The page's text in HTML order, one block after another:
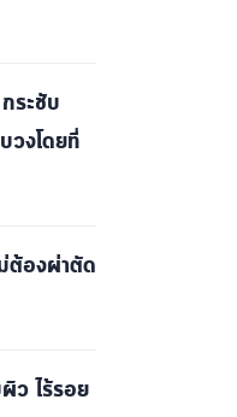
ระชับ
วงโดยที่
ต้องผ่าตัด
ว ไร้รอย